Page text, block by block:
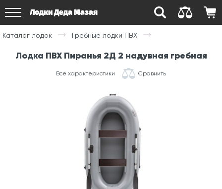
Лодки Деда Мазая
Каталог лодок Гребные лодки ПВХ
Лодка ПВХ Пиранья 2Д 2 надувная гребная
Все характеристики Сравнить